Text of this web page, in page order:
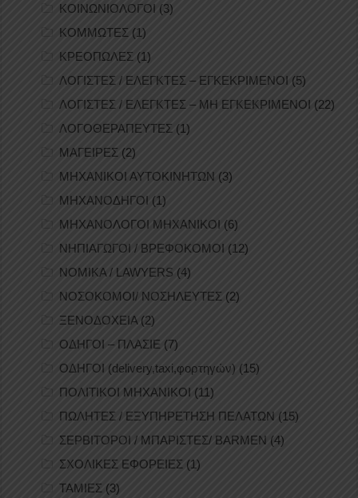
ΚΟΙΝΩΝΙΟΛΟΓΟΙ (3)
ΚΟΜΜΩΤΕΣ (1)
ΚΡΕΟΠΩΛΕΣ (1)
ΛΟΓΙΣΤΕΣ / ΕΛΕΓΚΤΕΣ – ΕΓΚΕΚΡΙΜΕΝΟΙ (5)
ΛΟΓΙΣΤΕΣ / ΕΛΕΓΚΤΕΣ – ΜΗ ΕΓΚΕΚΡΙΜΕΝΟΙ (22)
ΛΟΓΟΘΕΡΑΠΕΥΤΕΣ (1)
ΜΑΓΕΙΡΕΣ (2)
ΜΗΧΑΝΙΚΟΙ ΑΥΤΟΚΙΝΗΤΩΝ (3)
ΜΗΧΑΝΟΔΗΓΟΙ (1)
ΜΗΧΑΝΟΛΟΓΟΙ ΜΗΧΑΝΙΚΟΙ (6)
ΝΗΠΙΑΓΩΓΟΙ / ΒΡΕΦΟΚΟΜΟΙ (12)
ΝΟΜΙΚΑ / LAWYERS (4)
ΝΟΣΟΚΟΜΟΙ/ ΝΟΣΗΛΕΥΤΕΣ (2)
ΞΕΝΟΔΟΧΕΙΑ(2)
ΟΔΗΓΟΙ – ΠΛΑΣΙΕ (7)
ΟΔΗΓΟΙ (delivery,taxi,φορτηγών) (15)
ΠΟΛΙΤΙΚΟΙ ΜΗΧΑΝΙΚΟΙ (11)
ΠΩΛΗΤΕΣ / ΕΞΥΠΗΡΕΤΗΣΗ ΠΕΛΑΤΩΝ (15)
ΣΕΡΒΙΤΟΡΟΙ / ΜΠΑΡΙΣΤΕΣ/ BARMEN (4)
ΣΧΟΛΙΚΕΣ ΕΦΟΡΕΙΕΣ (1)
ΤΑΜΙΕΣ (3)